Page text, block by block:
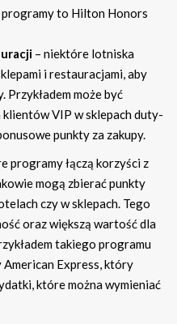
programy to Hilton Honors
– niektóre lotniska
i restauracjami, aby
Przykładem może być
VIP w sklepach duty-
punkty za zakupy.
programy łączą korzyści z
mogą zbierać punkty
czy w sklepach. Tego
oraz większą wartość dla
takiego programu
Express, który
które można wymieniać